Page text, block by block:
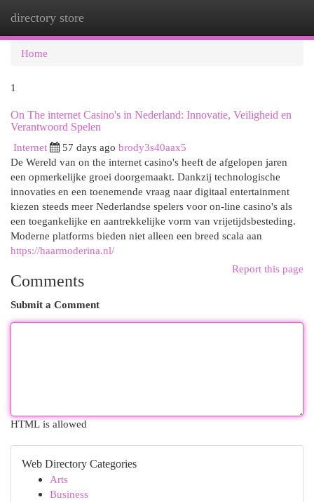
directory store
Home
1
On The internet Casino's in Nederland: Innovatie, Veiligheid en
Verantwoord Spelen
Internet
57 days ago brody3s40aax5
De Wereld van on the internet casino's heeft de afgelopen jaren
een opmerkelijke groei doorgemaakt. Dankzij technologische
innovaties en een toenemende vraag naar digitaal entertainment
kiezen steeds meer Nederlandse spelers voor on-line casino's als
een toegankelijke en aantrekkelijke vorm van vrijetijdsbesteding.
Moderne platforms bieden niet alleen een breed scala aan
https://haarmoderina.nl/
Report this page
Comments
Submit a Comment
HTML is allowed
Web Directory Categories
Arts
Business